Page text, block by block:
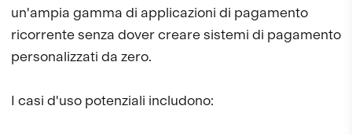
un'ampia gamma di applicazioni di pagamento
ricorrente senza dover creare sistemi di pagamento
personalizzati da zero.
I casi d'uso potenziali includono: